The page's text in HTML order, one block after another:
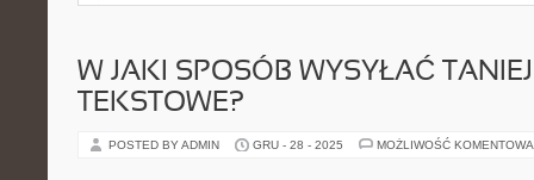
W JAKI SPOSÓB WYSYŁAĆ
TEKSTOWE?
POSTED BY ADMIN GRU - 28 - 2025 MOŻLIWOŚĆ